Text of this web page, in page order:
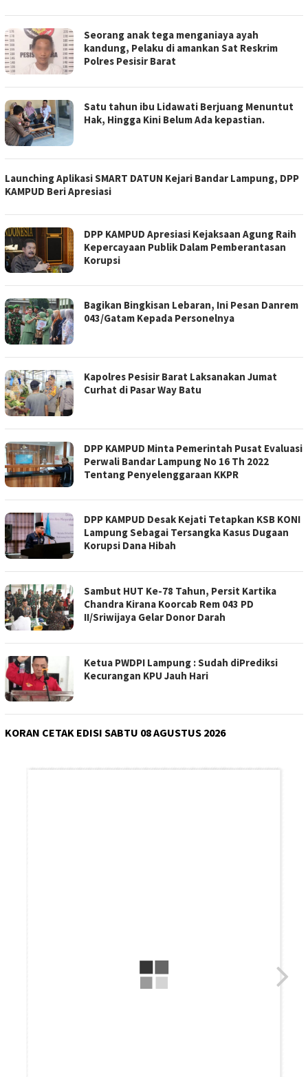
Seorang anak tega menganiaya ayah
kandung, Pelaku di amankan Sat Reskrim
Polres Pesisir Barat
Satu tahun ibu Lidawati Berjuang Menuntut
Hak, Hingga Kini Belum Ada kepastian.
Launching Aplikasi SMART DATUN Kejari Bandar Lampung, DPP
KAMPUD Beri Apresiasi
DPP KAMPUD Apresiasi Kejaksaan Agung Raih
Kepercayaan Publik Dalam Pemberantasan
Korupsi
Bagikan Bingkisan Lebaran, Ini Pesan Danrem
043/Gatam Kepada Personelnya
Kapolres Pesisir Barat Laksanakan Jumat
Curhat di Pasar Way Batu
DPP KAMPUD Minta Pemerintah Pusat Evaluasi
Perwali Bandar Lampung No 16 Th 2022
Tentang Penyelenggaraan KKPR
DPP KAMPUD Desak Kejati Tetapkan KSB KONI
Lampung Sebagai Tersangka Kasus Dugaan
Korupsi Dana Hibah
Sambut HUT Ke-78 Tahun, Persit Kartika
Chandra Kirana Koorcab Rem 043 PD
II/Sriwijaya Gelar Donor Darah
Ketua PWDPI Lampung : Sudah diPrediksi
Kecurangan KPU Jauh Hari
KORAN CETAK EDISI SABTU 08 AGUSTUS 2026